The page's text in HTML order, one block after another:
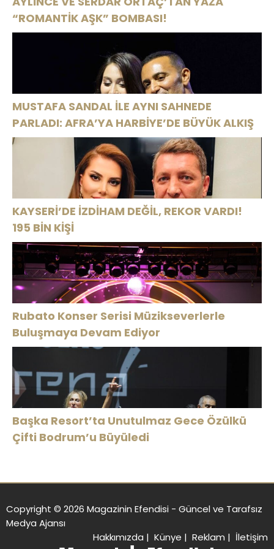
“ROMANTİK AŞK” BOMBASI!
MUSTAFA SANDAL İLE AYNI SAHNEDE
PARLADI: AFRA’YA HARBİYE’DE BÜYÜK ALKIŞ
KAYSERİ’DE İZDİHAM DEĞİL, REKOR VARDI!
195 BİN KİŞİ
Rubato Konser Serisi Müzikseverlerle
Buluşmaya Devam Ediyor
Başka Resort’ta Unutulmaz Gece Özülkü
Çifti Bodrum’u Büyüledi
Copyright © 2026 Magazinin Efendisi - Güncel ve Tarafsız
Medya Ajansı
Hakkımızda | Künye | Reklam | İletişim